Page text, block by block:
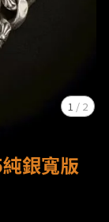
1 / 2
銀寬版